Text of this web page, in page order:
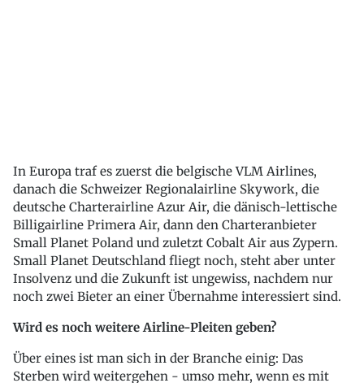
In Europa traf es zuerst die belgische VLM Airlines,
danach die Schweizer Regionalairline Skywork, die
deutsche Charterairline Azur Air, die dänisch-lettische
Billigairline Primera Air, dann den Charteranbieter
Small Planet Poland und zuletzt Cobalt Air aus Zypern.
Small Planet Deutschland fliegt noch, steht aber unter
Insolvenz und die Zukunft ist ungewiss, nachdem nur
noch zwei Bieter an einer Übernahme interessiert sind.
Wird es noch weitere Airline-Pleiten geben?
Über eines ist man sich in der Branche einig: Das
Sterben wird weitergehen - umso mehr, wenn es mit